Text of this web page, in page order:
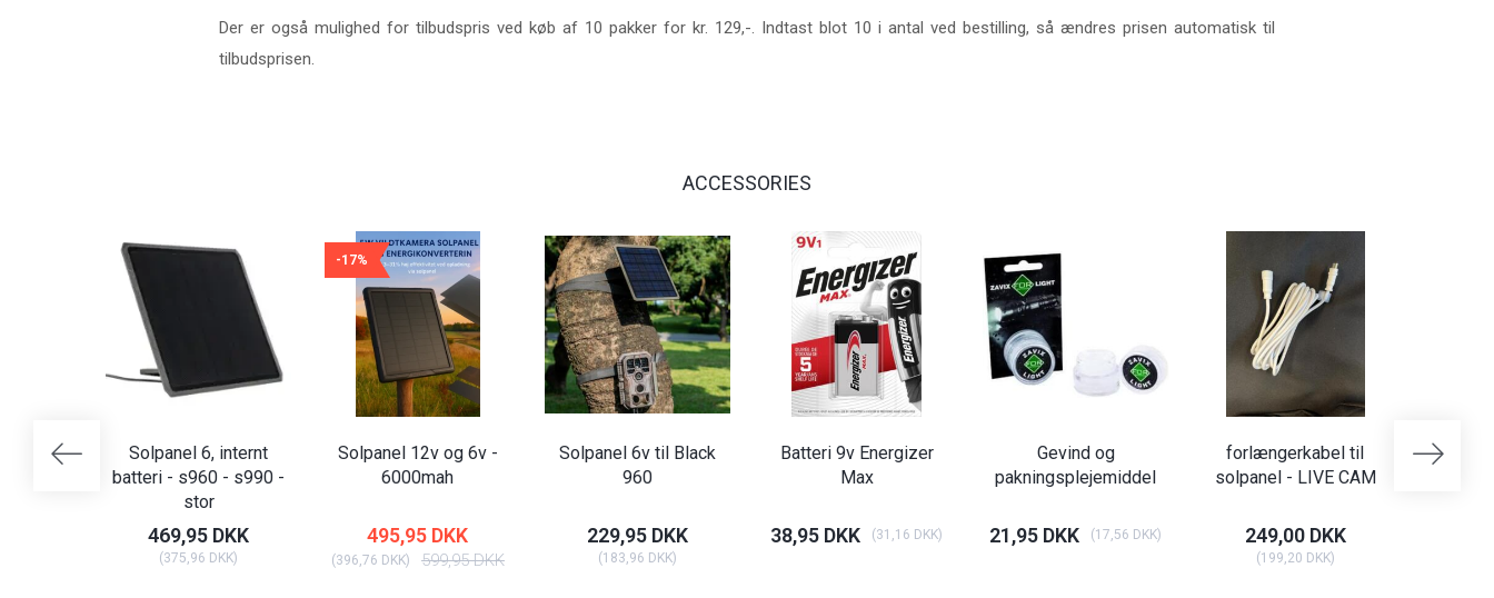
Der er også mulighed for tilbudspris ved køb af 10 pakker for kr. 129,-. Indtast blot 10 i antal ved bestilling, så ændres prisen automatisk til
tilbudsprisen.
ACCESSORIES
Solpanel 6, internt
batteri - s960 - s990 -
stor
469,95 DKK
(375,96 DKK)
-17%
Solpanel 12v og 6v -
6000mah
495,95 DKK
(396,76 DKK) 599,95 DKK
Solpanel 6v til Black
960
229,95 DKK
(183,96 DKK)
Batteri 9v Energizer
Max
38,95 DKK (31,16 DKK)
Gevind og
pakningsplejemiddel
21,95 DKK (17,56 DKK)
forlængerkabel til
solpanel - LIVE CAM
249,00 DKK
(199,20 DKK)
Batteri